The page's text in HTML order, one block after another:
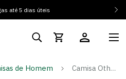
até 5 dias úteis
de Homem Camisa Otherwise Padrão